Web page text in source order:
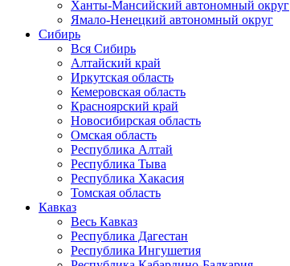
Ханты-Мансийский автономный округ
Ямало-Ненецкий автономный округ
Сибирь
Вся Сибирь
Алтайский край
Иркутская область
Кемеровская область
Красноярский край
Новосибирская область
Омская область
Республика Алтай
Республика Тыва
Республика Хакасия
Томская область
Кавказ
Весь Кавказ
Республика Дагестан
Республика Ингушетия